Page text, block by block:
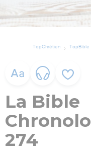
TopChrétien TopBible
La Bible
274